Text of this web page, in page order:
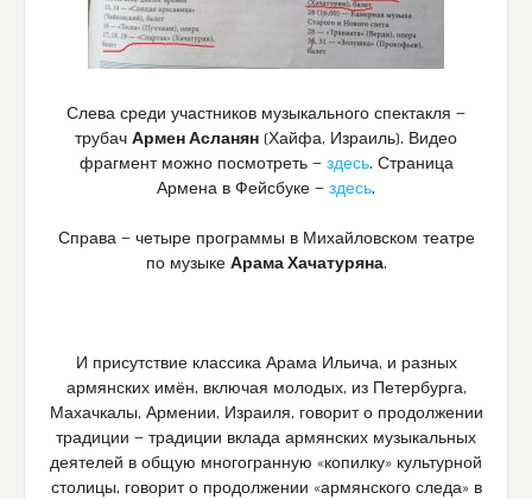
Слева среди участников музыкального спектакля —
трубач Армен Асланян (Хайфа, Израиль). Видео
фрагмент можно посмотреть — здесь. Страница
Армена в Фейсбуке — здесь.
Справа — четыре программы в Михайловском театре
по музыке Арама Хачатуряна.
И присутствие классика Арама Ильича, и разных
армянских имён, включая молодых, из Петербурга,
Махачкалы, Армении, Израиля, говорит о продолжении
традиции — традиции вклада армянских музыкальных
деятелей в общую многогранную «копилку» культурной
столицы, говорит о продолжении «армянского следа» в